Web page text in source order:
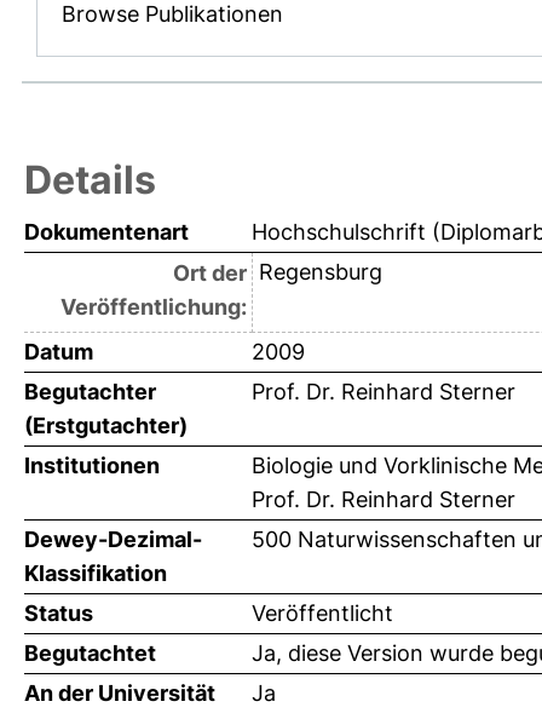
Browse Publikationen
Details
Dokumentenart
Hochschulschrift
Ort der
Veröffentlichung:
Regensburg
Datum
2009
Begutachter
(Erstgutachter)
Prof. Dr. Reinhard Sterner
Institutionen
Biologie und Vorklinische
Prof. Dr. Reinhard Sterner
Dewey-Dezimal-
Klassifikation
500 Naturwissenschaften
Status
Veröffentlicht
Begutachtet
Ja, diese Version wurde
An der Universität
Ja